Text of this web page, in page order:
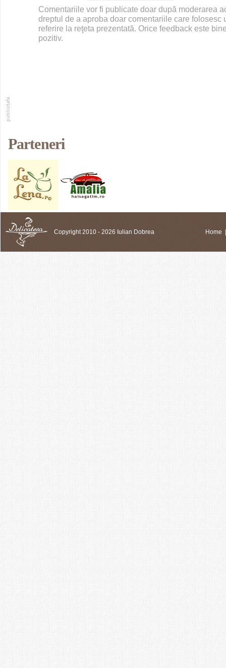
Comentariile vor fi publicate doar după moderarea
dreptul de a aproba doar comentariile care folosesc
referire la reţeta prezentată. Orice feedback este
pozitiv.
Parteneri
Copyright 2010 - 2026 Iulian Dobrea Home |